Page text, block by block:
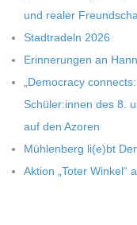
und rea­ler
Stadt­ra­deln 2026
Erin­ne­run­gen an
„Demo­cracy
Schüler:innen des 8.
auf den Azoren
Müh­len­berg li(e)bt
Aktion „Toter Win­kel“